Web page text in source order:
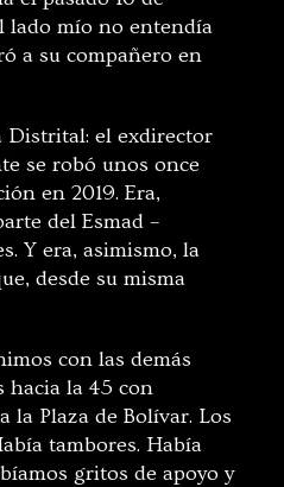
lado mío no entendía
a su compañero en
Distrital: el exdirector
se robó unos once
en 2019. Era,
del Esmad –
Y era, asimismo, la
desde su misma
con las demás
hacia la 45 con
la Plaza de Bolívar. Los
tambores. Había
gritos de apoyo y